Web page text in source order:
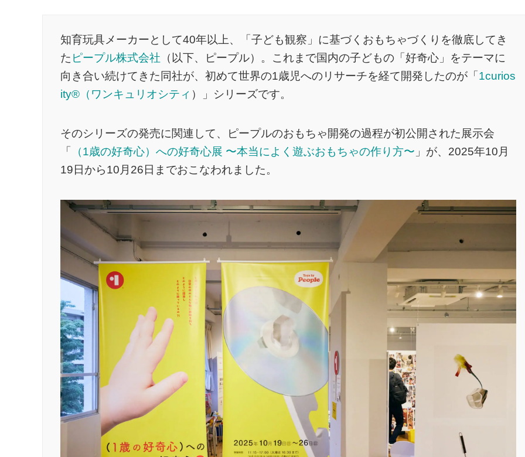
知育玩具メーカーとして40年以上、「子ども観察」に基づくおもちゃづくりを徹底してき
た ピープル株式会社 （以下、ピープル）。これまで国内の子どもの「好奇心」をテーマに
向き合い続けてきた同社が、初めて世界の1歳児へのリサーチを経て開発したのが「 1curios
ity®（ワンキュリオシティ ）」シリーズです。
そのシリーズの発売に関連して、ピープルのおもちゃ開発の過程が初公開された展示会
「
（1歳の好奇心）への好奇心展 〜本当によく遊ぶおもちゃの作り方〜 」が、2025年10月
19日から10月26日までおこなわれました。